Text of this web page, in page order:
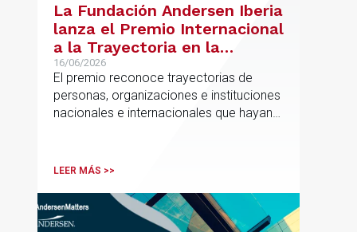
La Fundación Andersen Iberia
lanza el Premio Internacional
a la Trayectoria en la
Promoción de la Educación
16/06/2026
El premio reconoce trayectorias de
personas, organizaciones e instituciones
nacionales e internacionales que hayan
innovación o la equidad educativa
LEER MÁS >>